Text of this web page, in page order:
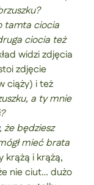
tamta ciocia
ciocia też
widzi zdjęcia
zdjęcie
ciąży) i też
a ty mnie
będziesz
mieć brata
i krążą,
nie ciut… dużo